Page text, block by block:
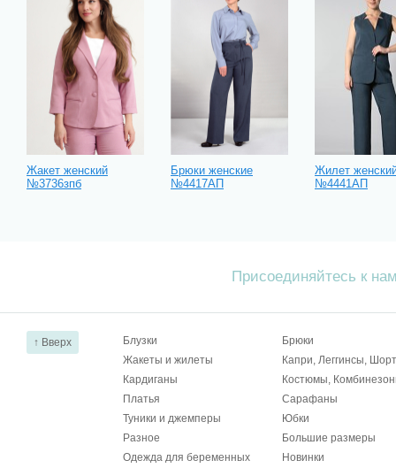
Жакет женский
№3736зпб
Брюки женские
№4417АП
Жилет
№4441АП
Присоединяйтесь к
↑ Вверх Блузки
Брюки
Жакеты и жилеты
Капри, Леггинсы,
Кардиганы
Костюмы,
Платья
Сарафаны
Туники и джемперы
Юбки
Разное
Большие размеры
Одежда для беременных
Новинки